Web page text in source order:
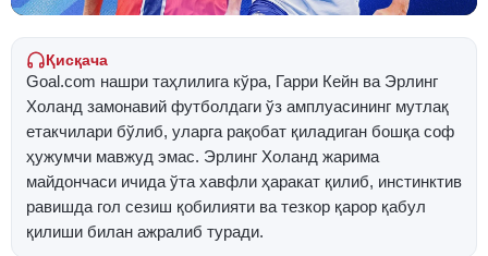
Қисқача
Goal.com нашри таҳлилига кўра, Гарри Кейн ва Эрлинг
Холанд замонавий футболдаги ўз амплуасининг мутлақ
етакчилари бўлиб, уларга рақобат қиладиган бошқа соф
ҳужумчи мавжуд эмас. Эрлинг Холанд жарима
майдончаси ичида ўта хавфли ҳаракат қилиб, инстинктив
равишда гол сезиш қобилияти ва тезкор қарор қабул
қилиши билан ажралиб туради.